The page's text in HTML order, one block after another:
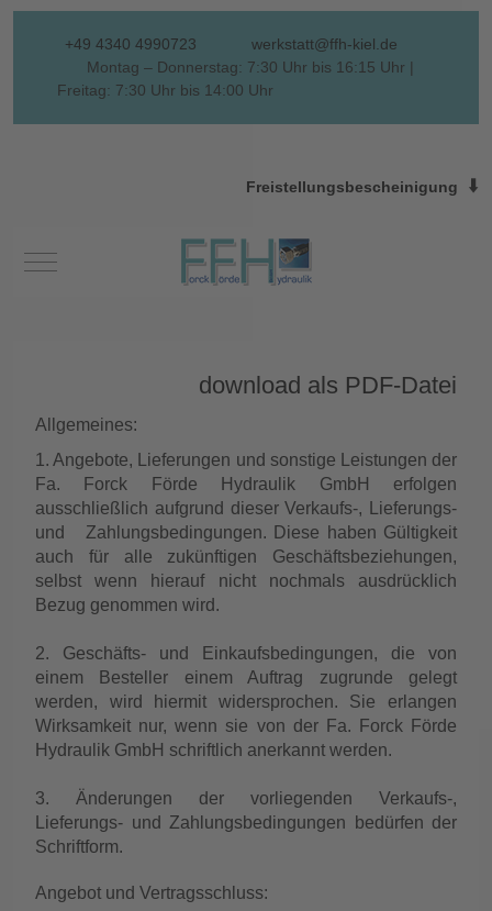
+49 4340 4990723
werkstatt@ffh-kiel.de
Montag – Donnerstag: 7:30 Uhr bis 16:15 Uhr |
Freitag: 7:30 Uhr bis 14:00 Uhr
Freistellungsbescheinigung ⬇️
Mobile Menu Toggle
download als PDF-Datei
Allgemeines:
1. Angebote, Lieferungen und sonstige Leistungen der
Fa. Forck Förde Hydraulik GmbH erfolgen
ausschließlich aufgrund dieser Verkaufs-, Lieferungs-
und Zahlungsbedingungen. Diese haben Gültigkeit
auch für alle zukünftigen Geschäftsbeziehungen,
selbst wenn hierauf nicht nochmals ausdrücklich
Bezug genommen wird.
2. Geschäfts- und Einkaufsbedingungen, die von
einem Besteller einem Auftrag zugrunde gelegt
werden, wird hiermit widersprochen. Sie erlangen
Wirksamkeit nur, wenn sie von der Fa. Forck Förde
Hydraulik GmbH schriftlich anerkannt werden.
3. Änderungen der vorliegenden Verkaufs-,
Lieferungs- und Zahlungsbedingungen bedürfen der
Schriftform.
Angebot und Vertragsschluss: